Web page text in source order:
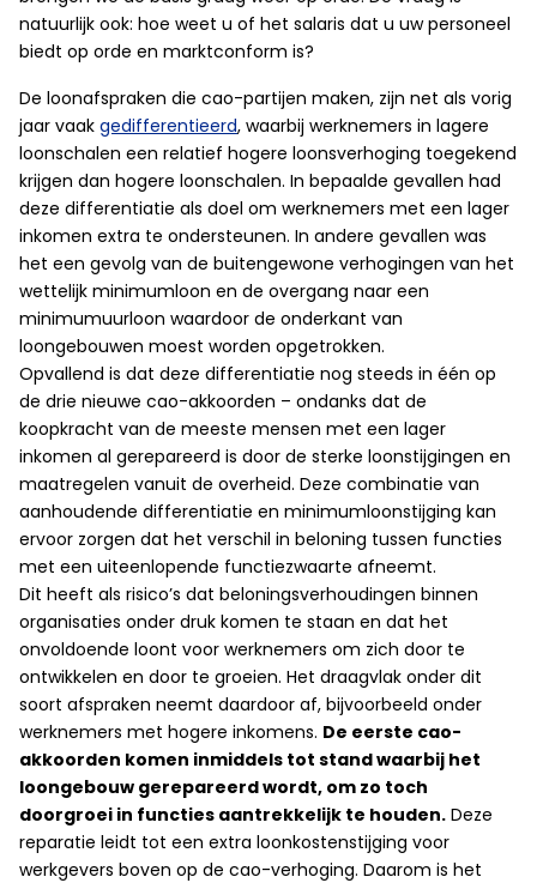
natuurlijk ook: hoe weet u of het salaris dat u uw personeel
biedt op orde en marktconform is?
De loonafspraken die cao-partijen maken, zijn net als vorig
jaar vaak gedifferentieerd, waarbij werknemers in lagere
loonschalen een relatief hogere loonsverhoging toegekend
krijgen dan hogere loonschalen. In bepaalde gevallen had
deze differentiatie als doel om werknemers met een lager
inkomen extra te ondersteunen. In andere gevallen was
het een gevolg van de buitengewone verhogingen van het
wettelijk minimumloon en de overgang naar een
minimumuurloon waardoor de onderkant van
loongebouwen moest worden opgetrokken.
Opvallend is dat deze differentiatie nog steeds in één op
de drie nieuwe cao-akkoorden – ondanks dat de
koopkracht van de meeste mensen met een lager
inkomen al gerepareerd is door de sterke loonstijgingen en
maatregelen vanuit de overheid. Deze combinatie van
aanhoudende differentiatie en minimumloonstijging kan
ervoor zorgen dat het verschil in beloning tussen functies
met een uiteenlopende functiezwaarte afneemt.
Dit heeft als risico’s dat beloningsverhoudingen binnen
organisaties onder druk komen te staan en dat het
onvoldoende loont voor werknemers om zich door te
ontwikkelen en door te groeien. Het draagvlak onder dit
soort afspraken neemt daardoor af, bijvoorbeeld onder
werknemers met hogere inkomens. De eerste cao-
akkoorden komen inmiddels tot stand waarbij het
loongebouw gerepareerd wordt, om zo toch
doorgroei in functies aantrekkelijk te houden. Deze
reparatie leidt tot een extra loonkostenstijging voor
werkgevers boven op de cao-verhoging. Daarom is het